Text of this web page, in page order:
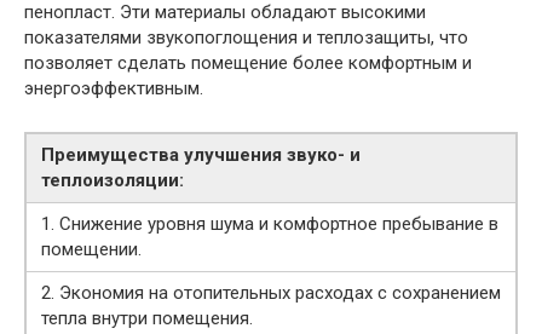
пенопласт. Эти материалы обладают высокими
показателями звукопоглощения и теплозащиты, что
позволяет сделать помещение более комфортным и
энергоэффективным.
Преимущества улучшения звуко- и
теплоизоляции:
1. Снижение уровня шума и комфортное пребывание в
помещении.
2. Экономия на отопительных расходах с сохранением
тепла внутри помещения.